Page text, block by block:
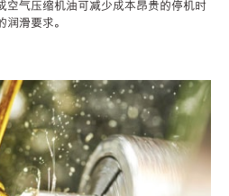
空气压缩机油可减少成本昂贵的停机时
滑要求。